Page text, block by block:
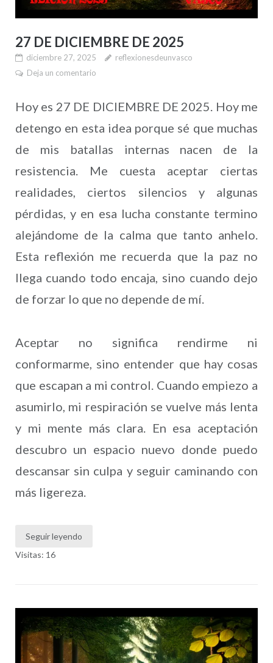
27 DE DICIEMBRE DE 2025
diciembre 27, 2025
reflexionesdeunvasco
Deja un comentario
Hoy es 27 DE DICIEMBRE DE 2025. Hoy me
detengo en esta idea porque sé que muchas
de mis batallas internas nacen de la
resistencia. Me cuesta aceptar ciertas
realidades, ciertos silencios y algunas
pérdidas, y en esa lucha constante termino
alejándome de la calma que tanto anhelo.
Esta reflexión me recuerda que la paz no
llega cuando todo encaja, sino cuando dejo
de forzar lo que no depende de mí.
Aceptar no significa rendirme ni
conformarme, sino entender que hay cosas
que escapan a mi control. Cuando empiezo a
asumirlo, mi respiración se vuelve más lenta
y mi mente más clara. En esa aceptación
descubro un espacio nuevo donde puedo
descansar sin culpa y seguir caminando con
más ligereza.
Seguir leyendo
Visitas: 16